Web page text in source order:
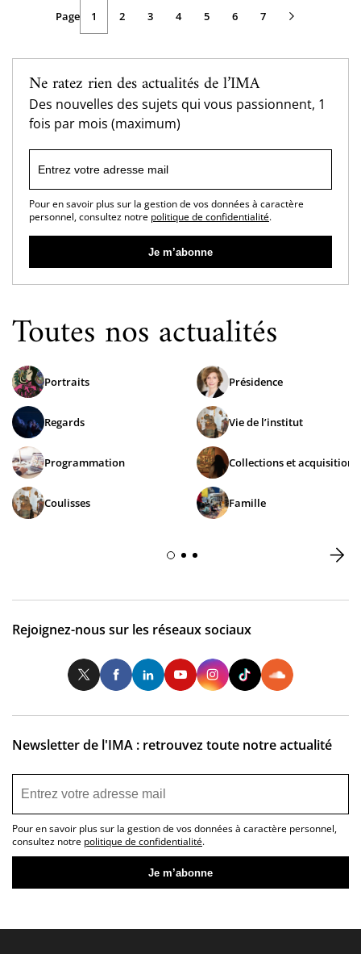
Pagination
Pagecourante
1 Page
2 Page
3 Page
4 Page
5 Page
6 Page
7
Page
suivante
Ne ratez rien des actualités de l’IMA
Des nouvelles des sujets qui vous passionnent, 1
fois par mois (maximum)
Pour en savoir plus sur la gestion de vos données à caractère
personnel, consultez notre politique de confidentialité.
Toutes nos actualités
Portraits
Regards
Programmation
Coulisses
Présidence
Vie de l’institut
Collections et acquisitions
Famille
Rejoignez-nous sur les réseaux sociaux
TwitterFacebookLinkedInYoutubeInstagram
Newsletter de l'IMA : retrouvez toute notre actualité
Pour en savoir plus sur la gestion de vos données à caractère personnel,
consultez notre politique de confidentialité.